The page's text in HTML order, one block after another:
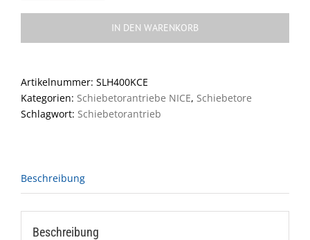
IN DEN WARENKORB
Artikelnummer: SLH400KCE
Kategorien: Schiebetorantriebe NICE, Schiebetore
Schlagwort: Schiebetorantrieb
Beschreibung
Beschreibung